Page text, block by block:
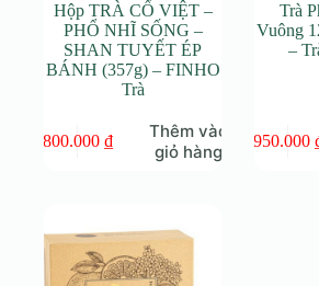
Hộp TRÀ CỔ VIỆT –
PHỔ NHĨ SỐNG –
SHAN TUYẾT ÉP
BÁNH (357g) – FINHO
Trà
800.000 ₫
Thêm vào
giỏ hàng
Trà
Vuông
–
950.000